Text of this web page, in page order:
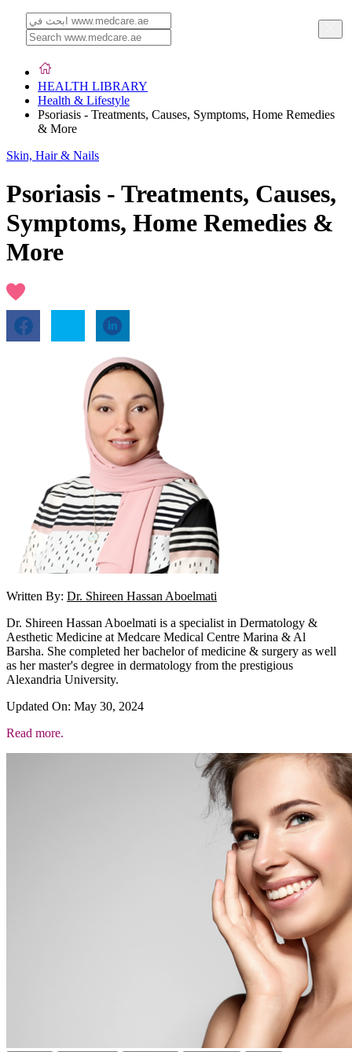
HEALTH LIBRARY
Health & Lifestyle
Psoriasis - Treatments, Causes, Symptoms, Home Remedies
& More
Skin, Hair & Nails
Psoriasis - Treatments, Causes,
Symptoms, Home Remedies &
More
Written By: Dr. Shireen Hassan Aboelmati
Dr. Shireen Hassan Aboelmati is a specialist in Dermatology &
Aesthetic Medicine at Medcare Medical Centre Marina & Al
Barsha. She completed her bachelor of medicine & surgery as well
as her master's degree in dermatology from the prestigious
Alexandria University.
Updated On: May 30, 2024
Read more.